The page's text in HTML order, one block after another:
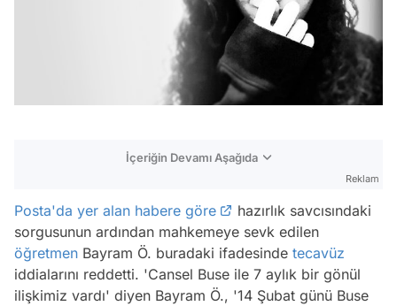
İçeriğin Devamı Aşağıda
Reklam
Posta'da yer alan habere göre
hazırlık savcısındaki
sorgusunun ardından mahkemeye sevk edilen
öğretmen Bayram Ö. buradaki ifadesinde tecavüz
iddialarını reddetti. 'Cansel Buse ile 7 aylık bir gönül
ilişkimiz vardı' diyen Bayram Ö., '14 Şubat günü Buse